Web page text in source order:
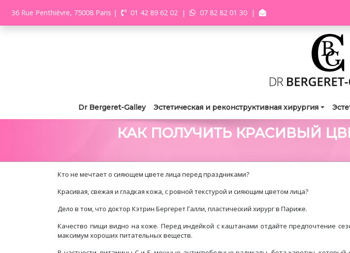
36 Rue Penthièvre, 75008 Paris | 01 42 89 62 02 | 07 82 82 01 30 |
Dr Bergeret-Galley Эстетическая и реконструктивная хирургия
КАК ПОЛУЧИТЬ КРАСИВЫЙ
Кто не мечтает о сияющем цвете лица перед праздниками?
Красивая, свежая и гладкая кожа, с ровной текстурой и сияющим цветом лица?
Дело в том, что доктор Кэтрин Бергерет Галли, пластический хирург в Париже.
Качество пищи видно на коже. Перед индейкой с каштанами отдайте предпочтение
максимум хороших питательных веществ.